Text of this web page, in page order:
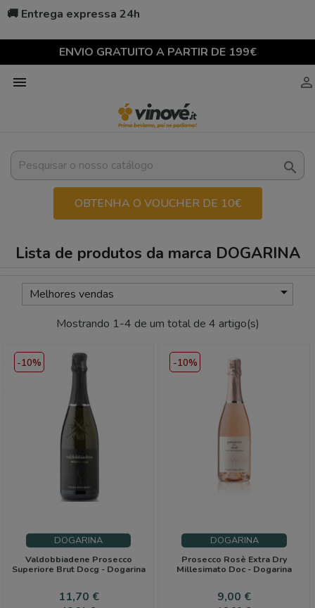
🚚 Entrega expressa 24h
ENVIO GRATUITO A PARTIR DE 199€
 

OBTENHA O VOUCHER DE 10€
Lista de produtos da marca DOGARINA
Melhores vendas 
Mostrando 1-4 de um total de 4 artigo(s)
DOGARINA
Valdobbiadene Prosecco
Superiore Brut Docg - Dogarina
Preço
11,70 €Preço
-10%
DOGARINA
Prosecco Rosè Extra Dry
Millesimato Doc - Dogarina
Preço
9,00 €Preço
-10%